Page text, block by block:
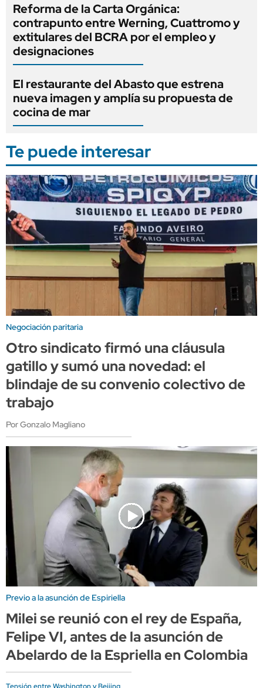
Reforma de la Carta Orgánica:
contrapunto entre Werning, Cuattromo y
extitulares del BCRA por el empleo y
designaciones
El restaurante del Abasto que estrena
nueva imagen y amplía su propuesta de
cocina de mar
Te puede interesar
Negociación paritaria
Otro sindicato firmó una cláusula
gatillo y sumó una novedad: el
blindaje de su convenio colectivo de
trabajo
Por Gonzalo Magliano
Previo a la asunción de Espiriella
Milei se reunió con el rey de España,
Felipe VI, antes de la asunción de
Abelardo de la Espriella en Colombia